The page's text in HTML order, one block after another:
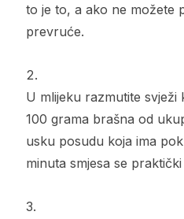
to je to, a ako ne možete
prevruće.
U mlijeku razmutite svježi
100 grama brašna od
usku posudu koja ima
minuta smjesa se